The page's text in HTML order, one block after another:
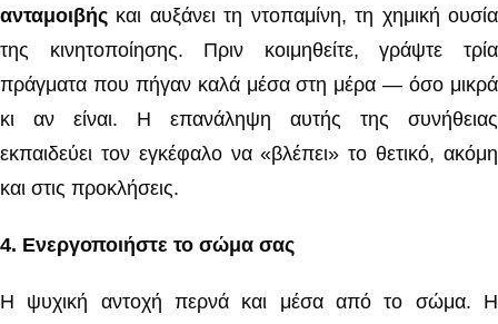
ανταμοιβής και αυξάνει τη ντοπαμίνη, τη χημική ουσία
της κινητοποίησης. Πριν κοιμηθείτε, γράψτε τρία
πράγματα που πήγαν καλά μέσα στη μέρα — όσο μικρά
κι αν είναι. Η επανάληψη αυτής της συνήθειας
εκπαιδεύει τον εγκέφαλο να «βλέπει» το θετικό, ακόμη
και στις προκλήσεις.
4️. Ενεργοποιήστε το σώμα σας
Η ψυχική αντοχή περνά και μέσα από το σώμα. Η